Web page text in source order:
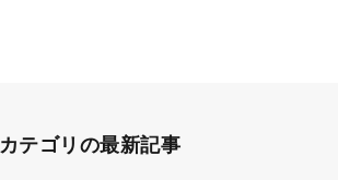
カテゴリの最新記事